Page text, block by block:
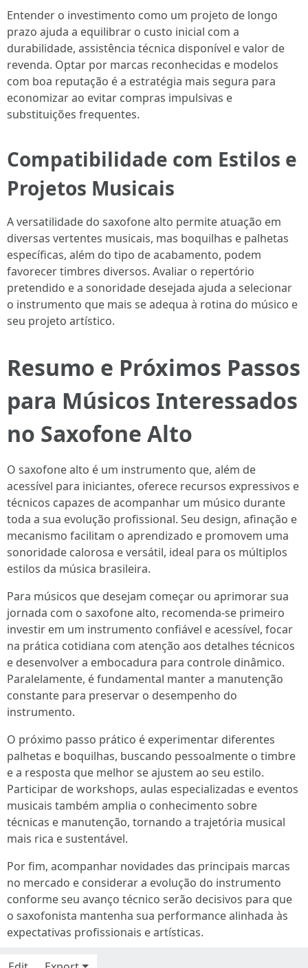
Entender o investimento como um projeto de longo
prazo ajuda a equilibrar o custo inicial com a
durabilidade, assistência técnica disponível e valor de
revenda. Optar por marcas reconhecidas e modelos
com boa reputação é a estratégia mais segura para
economizar ao evitar compras impulsivas e
substituições frequentes.
Compatibilidade com Estilos e
Projetos Musicais
A versatilidade do saxofone alto permite atuação em
diversas vertentes musicais, mas boquilhas e palhetas
específicas, além do tipo de acabamento, podem
favorecer timbres diversos. Avaliar o repertório
pretendido e a sonoridade desejada ajuda a selecionar
o instrumento que mais se adequa à rotina do músico e
seu projeto artístico.
Resumo e Próximos Passos
para Músicos Interessados
no Saxofone Alto
O saxofone alto é um instrumento que, além de
acessível para iniciantes, oferece recursos expressivos e
técnicos capazes de acompanhar um músico durante
toda a sua evolução profissional. Seu design, afinação e
mecanismo facilitam o aprendizado e promovem uma
sonoridade calorosa e versátil, ideal para os múltiplos
estilos da música brasileira.
Para músicos que desejam começar ou aprimorar sua
jornada com o saxofone alto, recomenda-se primeiro
investir em um instrumento confiável e acessível, focar
na prática cotidiana com atenção aos detalhes técnicos
e desenvolver a embocadura para controle dinâmico.
Paralelamente, é fundamental manter a manutenção
constante para preservar o desempenho do
instrumento.
O próximo passo prático é experimentar diferentes
palhetas e boquilhas, buscando pessoalmente o timbre
e a resposta que melhor se ajustem ao seu estilo.
Participar de workshops, aulas especializadas e eventos
musicais também amplia o conhecimento sobre
técnicas e manutenção, tornando a trajetória musical
mais rica e sustentável.
Por fim, acompanhar novidades das principais marcas
no mercado e considerar a evolução do instrumento
conforme seu avanço técnico serão decisivos para que
o saxofonista mantenha sua performance alinhada às
expectativas profissionais e artísticas.